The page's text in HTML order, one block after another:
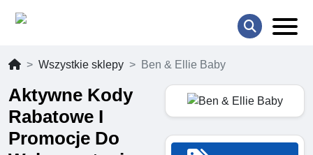
Wszystkie sklepy Ben & Ellie Baby
Aktywne Kody
Rabatowe I
Promocje Do